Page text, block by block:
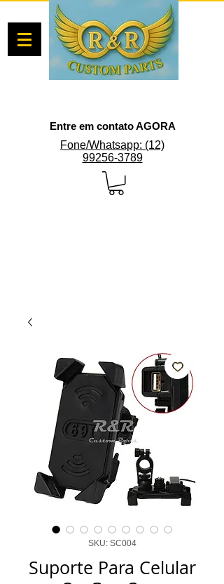
Entre em contato AGORA
Fone/Whatsapp: (12)
99256-3789
SKU: SC004
Suporte Para Celular